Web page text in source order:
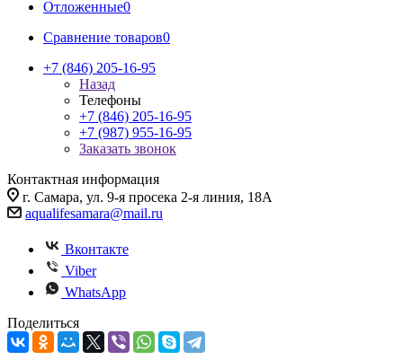
Отложенные0
Сравнение товаров0
+7 (846) 205-16-95
Назад
Телефоны
+7 (846) 205-16-95
+7 (987) 955-16-95
Заказать звонок
Контактная информация
г. Самара, ул. 9-я просека 2-я линия, 18А
aqualifesamara@mail.ru
Вконтакте
Viber
WhatsApp
Поделиться